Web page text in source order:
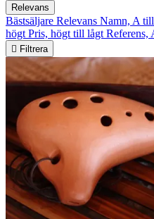
Relevans
Bästsäljare Relevans Namn, A
högt Pris, högt till lågt Referens,
 Filtrera